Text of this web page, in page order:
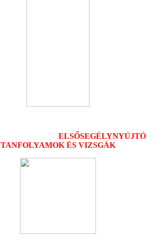
ELSŐSEGÉLYNYÚJTÓ
TANFOLYAMOK ÉS VIZSGÁK